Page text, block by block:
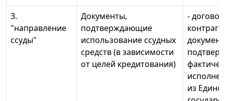
3.
"направление
ссуды"
Документы,
подтверждающие
использование ссудных
средств (в зависимости
от целей кредитования)
-
из